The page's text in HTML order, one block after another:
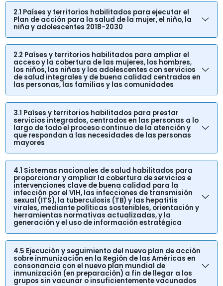
2.1 Países y territorios habilitados para ejecutar el
Plan de acción para la salud de la mujer, el niño, la
niña y adolescentes 2018-2030
2.2 Países y territorios habilitados para ampliar el
acceso y la cobertura de las mujeres, los hombres,
los niños, las niñas y los adolescentes con servicios
de salud integrales y de buena calidad centrados en
las personas, las familias y las comunidades
3.1 Países y territorios habilitados para prestar
servicios integrados, centrados en las personas a lo
largo de todo el proceso continuo de la atención y
que respondan a las necesidades de las personas
mayores
4.1 Sistemas nacionales de salud habilitados para
proporcionar y ampliar la cobertura de servicios e
intervenciones clave de buena calidad para la
infección por el VIH, las infecciones de transmisión
sexual (ITS), la tuberculosis (TB) y las hepatitis
virales, mediante políticas sostenibles, orientación y
herramientas normativas actualizadas, y la
generación y el uso de información estratégica
4.5 Ejecución y seguimiento del nuevo plan de acción
sobre inmunización en la Región de las Américas en
consonancia con el nuevo plan mundial de
inmunización (en preparación) a fin de llegar a los
grupos sin vacunar o insuficientemente vacunados